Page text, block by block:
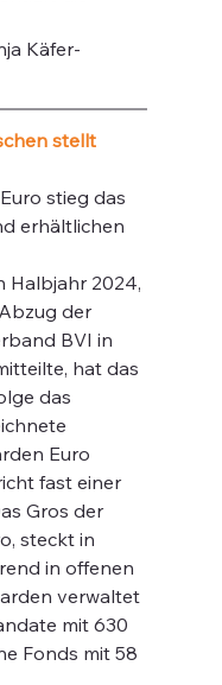
Käfer-
stellt
stieg das
erhältlichen
Halbjahr 2024,
der
BVI in
hat das
das
Euro
fast einer
Gros der
steckt in
in offenen
verwaltet
mit 630
Fonds mit 58